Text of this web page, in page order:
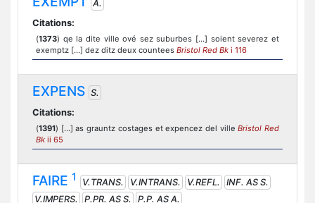
A.
Citations:
(1373) qe la dite ville ové sez suburbes [...] soient severez et
exemptz [...] dez ditz deux countees Bristol Red Bk i 116
EXPENS S.
Citations:
(1391) [...] as grauntz costages et expencez del villeBristol Red
Bk ii 65
FAIRE 1 V.TRANS. V.INTRANS. V.REFL.
INF. AS S.
V.IMPERS.
P.PR. AS S.
P.P. AS A.